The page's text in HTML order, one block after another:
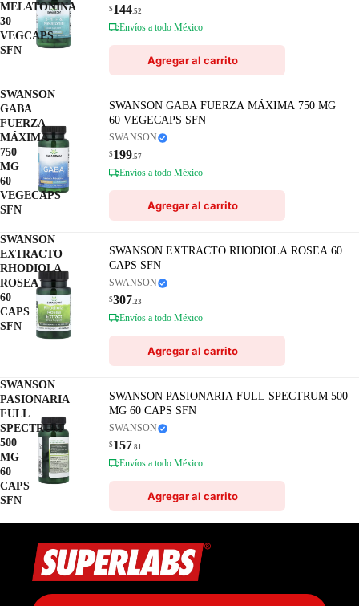
MELATONINA
30
VEGCAPS
SFN
$144.52
Envíos a todo México
Agregar al carrito
SWANSON
GABA
FUERZA
MÁXIMA
750
MG
60
VEGECAPS
SFN
SWANSON GABA FUERZA MÁXIMA 750 MG
60 VEGECAPS SFN
SWANSON
$199.57
Envíos a todo México
Agregar al carrito
SWANSON
EXTRACTO
RHODIOLA
ROSEA
60
CAPS
SFN
SWANSON EXTRACTO RHODIOLA ROSEA 60
CAPS SFN
SWANSON
$307.23
Envíos a todo México
Agregar al carrito
SWANSON
PASIONARIA
FULL
SPECTRUM
500
MG
60
CAPS
SFN
SWANSON PASIONARIA FULL SPECTRUM 500
MG 60 CAPS SFN
SWANSON
$157.81
Envíos a todo México
Agregar al carrito